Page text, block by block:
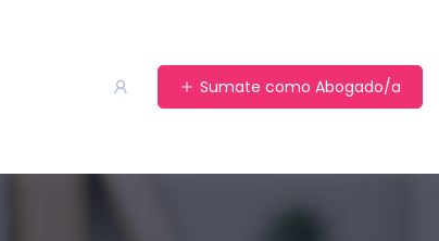
Sumate como Abogado/a